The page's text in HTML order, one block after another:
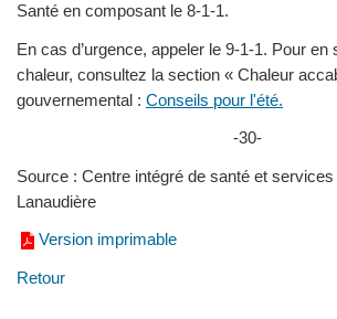
Santé en composant le 8-1-1.
En cas d’urgence, appeler le 9-1-1. Pour en
chaleur, consultez la section « Chaleur
gouvernemental : Conseils pour l'été.
-30-
Source : Centre intégré de santé et
Lanaudière
Version imprimable
Retour